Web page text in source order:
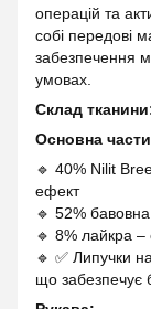
операцій та
собі передові
забезпечення
умовах.
Склад
Основна
🔹 40% Nilit
ефект
🔹 52% бавовна
🔹 8% лайкра –
🔹 ✅ Липучки
що забезпечує